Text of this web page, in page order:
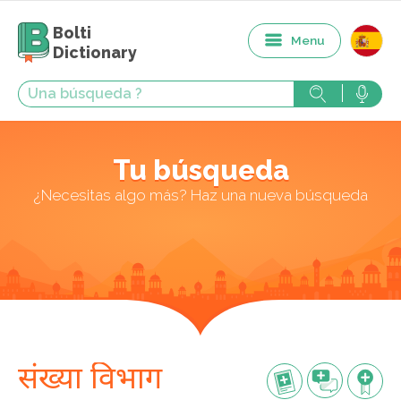
Bolti
Dictionary
Menu
Tu búsqueda
¿Necesitas algo más? Haz una nueva búsqueda
संख्या विभाग